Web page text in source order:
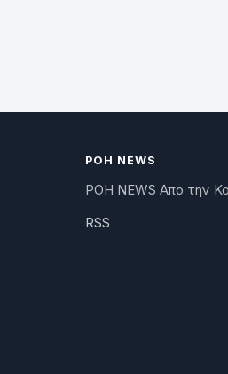
ΡΟΗ NEWS
ΡΟΗ NEWS Απο την
RSS